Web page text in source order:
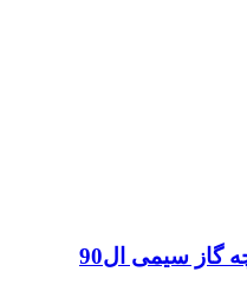
گاز سیمی ال90